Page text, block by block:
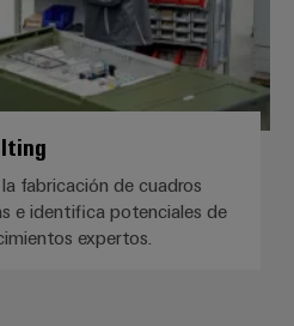
fabricación de cuadros
e identifica potenciales de
expertos.